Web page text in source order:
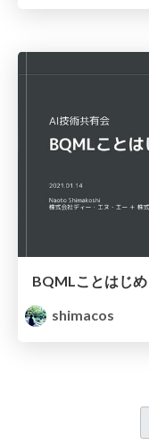
BQMLことはじめ
shimacos